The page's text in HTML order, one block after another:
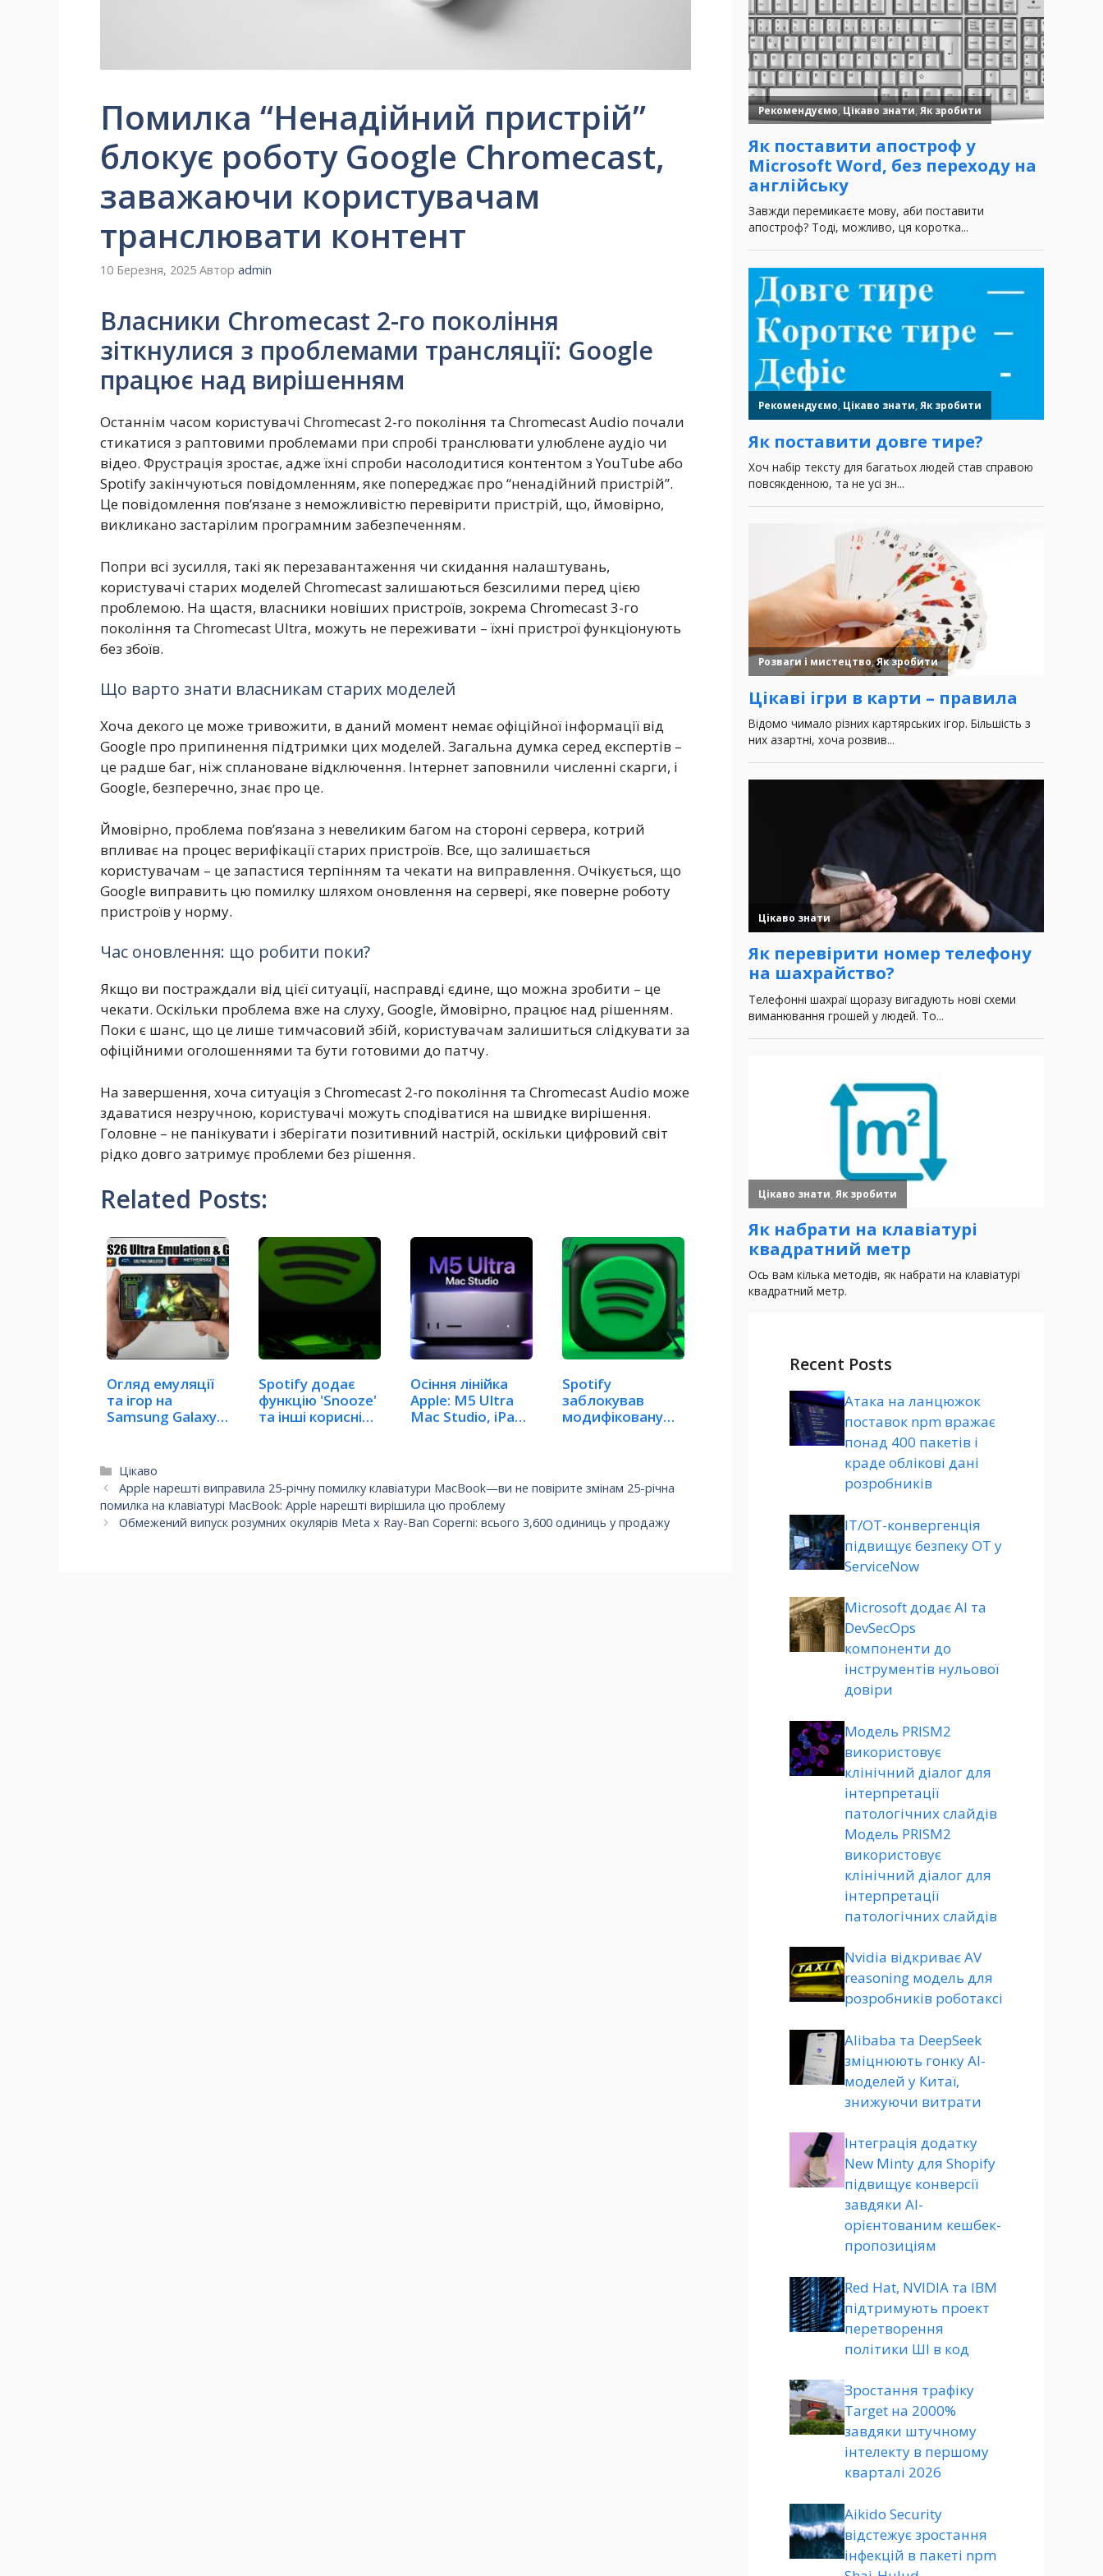
Помилка “Ненадійний пристрій”
блокує роботу Google Chromecast,
заважаючи користувачам
транслювати контент
10 Березня, 2025 Автор admin
Власники Chromecast 2-го покоління
зіткнулися з проблемами трансляції: Google
працює над вирішенням
Останнім часом користувачі Chromecast 2-го покоління та Chromecast Audio почали
стикатися з раптовими проблемами при спробі транслювати улюблене аудіо чи
відео. Фрустрація зростає, адже їхні спроби насолодитися контентом з YouTube або
Spotify закінчуються повідомленням, яке попереджає про “ненадійний пристрій”.
Це повідомлення пов’язане з неможливістю перевірити пристрій, що, ймовірно,
викликано застарілим програмним забезпеченням.
Попри всі зусилля, такі як перезавантаження чи скидання налаштувань,
користувачі старих моделей Chromecast залишаються безсилими перед цією
проблемою. На щастя, власники новіших пристроїв, зокрема Chromecast 3-го
покоління та Chromecast Ultra, можуть не переживати – їхні пристрої функціонують
без збоїв.
Що варто знати власникам старих моделей
Хоча декого це може тривожити, в даний момент немає офіційної інформації від
Google про припинення підтримки цих моделей. Загальна думка серед експертів –
це радше баг, ніж сплановане відключення. Інтернет заповнили численні скарги, і
Google, безперечно, знає про це.
Ймовірно, проблема пов’язана з невеликим багом на стороні сервера, котрий
впливає на процес верифікації старих пристроїв. Все, що залишається
користувачам – це запастися терпінням та чекати на виправлення. Очікується, що
Google виправить цю помилку шляхом оновлення на сервері, яке поверне роботу
пристроїв у норму.
Час оновлення: що робити поки?
Якщо ви постраждали від цієї ситуації, насправді єдине, що можна зробити – це
чекати. Оскільки проблема вже на слуху, Google, ймовірно, працює над рішенням.
Поки є шанс, що це лише тимчасовий збій, користувачам залишиться слідкувати за
офіційними оголошеннями та бути готовими до патчу.
На завершення, хоча ситуація з Chromecast 2-го покоління та Chromecast Audio може
здаватися незручною, користувачі можуть сподіватися на швидке вирішення.
Головне – не панікувати і зберігати позитивний настрій, оскільки цифровий світ
рідко довго затримує проблеми без рішення.
Related Posts:
Огляд емуляції
та ігор на
Samsung Galaxy
Spotify додає
функцію 'Snooze'
та інші корисні
Осіння лінійка
Apple: M5 Ultra
Mac Studio, iPad
Spotify
заблокував
модифіковану
Категорії
Цікаво
Apple нарешті виправила 25-річну помилку клавіатури MacBook—ви не повірите змінам 25-річна
помилка на клавіатурі MacBook: Apple нарешті вирішила цю проблему
Обмежений випуск розумних окулярів Meta x Ray-Ban Coperni: всього 3,600 одиниць у продажу
Recent Posts
Атака на ланцюжок
поставок npm вражає
понад 400 пакетів і
краде облікові дані
розробників
ІТ/ОТ-конвергенція
підвищує безпеку ОТ у
ServiceNow
Microsoft додає AI та
DevSecOps
компоненти до
інструментів нульової
довіри
Модель PRISM2
використовує
клінічний діалог для
інтерпретації
патологічних слайдів
Модель PRISM2
використовує
клінічний діалог для
інтерпретації
патологічних слайдів
Nvidia відкриває AV
reasoning модель для
розробників роботаксі
Alibaba та DeepSeek
зміцнюють гонку AI-
моделей у Китаї,
знижуючи витрати
Інтеграція додатку
New Minty для Shopify
підвищує конверсії
завдяки AI-
орієнтованим кешбек-
пропозиціям
Red Hat, NVIDIA та IBM
підтримують проект
перетворення
політики ШІ в код
Зростання трафіку
Target на 2000%
завдяки штучному
інтелекту в першому
кварталі 2026
Aikido Security
відстежує зростання
інфекцій в пакеті npm